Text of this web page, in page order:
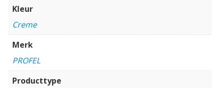
Kleur
Creme
Merk
PROFEL
Producttype